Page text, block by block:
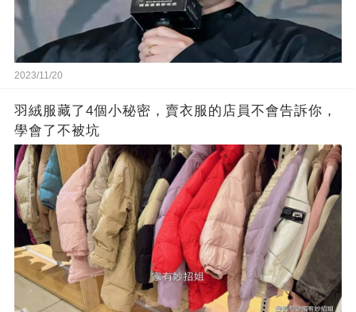
2023/11/20
羽絨服藏了4個小秘密，賣衣服的店員不會告訴你，
學會了不被坑